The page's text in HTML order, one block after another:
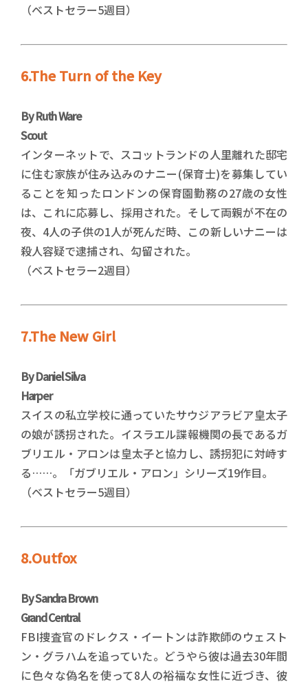
（ベストセラー5週目）
6.The Turn of the Key
By Ruth Ware
Scout
インターネットで、スコットランドの人里離れた邸宅
に住む家族が住み込みのナニー(保育士)を募集してい
ることを知ったロンドンの保育園勤務の27歳の女性
は、これに応募し、採用された。そして両親が不在の
夜、4人の子供の1人が死んだ時、この新しいナニーは
殺人容疑で逮捕され、勾留された。
（ベストセラー2週目）
7.The New Girl
By Daniel Silva
Harper
スイスの私立学校に通っていたサウジアラビア皇太子
の娘が誘拐された。イスラエル諜報機関の長であるガ
ブリエル・アロンは皇太子と協力し、誘拐犯に対峙す
る……。「ガブリエル・アロン」シリーズ19作目。
（ベストセラー5週目）
8.Outfox
By Sandra Brown
Grand Central
FBI捜査官のドレクス・イートンは詐欺師のウェスト
ン・グラハムを追っていた。どうやら彼は過去30年間
に色々な偽名を使って8人の裕福な女性に近づき、彼